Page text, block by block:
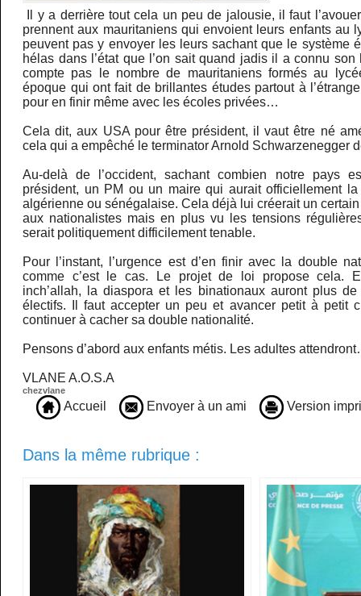
Il y a derrière tout cela un peu de jalousie, il faut
prennent aux mauritaniens qui envoient leurs enfants au
peuvent pas y envoyer les leurs sachant que le système
hélas dans l’état que l’on sait quand jadis il a connu
compte pas le nombre de mauritaniens formés au
époque qui ont fait de brillantes études partout à
pour en finir même avec les écoles privées…
Cela dit, aux USA pour être président, il vaut être né
cela qui a empêché le terminator Arnold Schwarzenegger
Au-delà de l’occident, sachant combien notre pays
président, un PM ou un maire qui aurait officiellement
algérienne ou sénégalaise. Cela déjà lui créerait un
aux nationalistes mais en plus vu les tensions
serait politiquement difficilement tenable.
Pour l’instant, l’urgence est d’en finir avec la double
comme c’est le cas. Le projet de loi propose cela.
inch’allah, la diaspora et les binationaux auront plus
électifs. Il faut accepter un peu et avancer petit à petit
continuer à cacher sa double nationalité.
Pensons d’abord aux enfants métis. Les adultes
VLANE A.O.S.A
chezvlane
Accueil Envoyer à un ami Version
Dans la même rubrique :